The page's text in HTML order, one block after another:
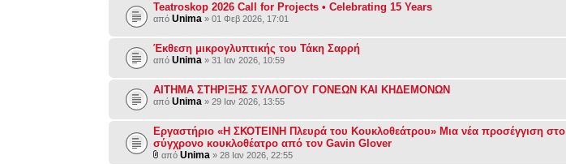
Teatroskop 2026 Call for Projects • Celebrating 15 Years
απόUnima » 01 Φεβ 2026, 17:01
Έκθεση μικρογλυπτικής του Τάκη Σαρρή
απόUnima » 31 Ιαν 2026, 10:59
ΑΙΤΗΜΑ ΣΤΗΡΙΞΗΣ ΣΥΛΛΟΓΟΥ ΓΟΝΕΩΝ ΚΑΙ ΚΗΔΕΜΟΝΩΝ
απόUnima » 29 Ιαν 2026, 13:55
Εργαστήριο «Η ΣΚΟΤΕΙΝΗ Πλευρά του Κουκλοθεάτρου» Μια νέα προσέγγιση στο
σύγχρονο κουκλοθέατρο από τον Gavin Glover
απόUnima » 28 Ιαν 2026, 22:55